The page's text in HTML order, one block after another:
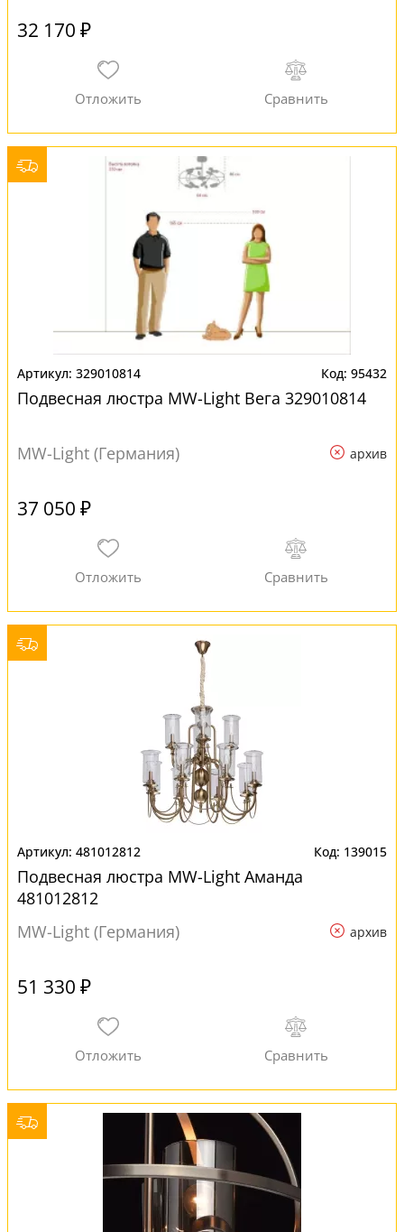
32 170 ₽
329010814 95432
Подвесная люстра MW-Light Вега 329010814
MW-Light (Германия) архив
37 050 ₽
481012812 139015
Подвесная люстра MW-Light Аманда
481012812
MW-Light (Германия)
архив
51 330 ₽